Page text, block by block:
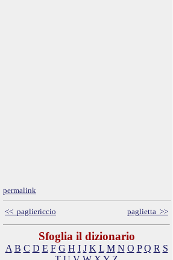
permalink
<< pagliericcio paglietta >>
Sfoglia il dizionario
A B C D E F G H I J K L M N O P Q R S